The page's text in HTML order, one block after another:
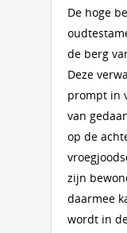
De hoge
de berg
Deze
prompt in
van
op de
zijn
daarmee
wordt in